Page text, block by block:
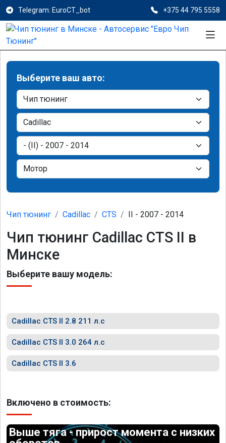
Telegram: EuroCT_bot +375 44 795 5558
Выберите ваш авто:
Чип тюнинг Cadillac CTS II - 2007 - 2014
Чип тюнинг Cadillac CTS II в
Минске
Выберите вашу модель:
Cadillac CTS II 2.8 211 л.с
Cadillac CTS II 3.0 264 л.с
Cadillac CTS II 3.6
Включено в стоимость:
Выше тяга - прирост момента с низких